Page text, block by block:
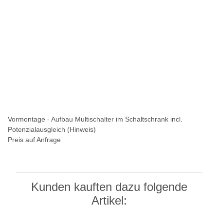
Vormontage - Aufbau Multischalter im Schaltschrank incl.
Potenzialausgleich (Hinweis)
Preis auf Anfrage
Kunden kauften dazu folgende
Artikel: